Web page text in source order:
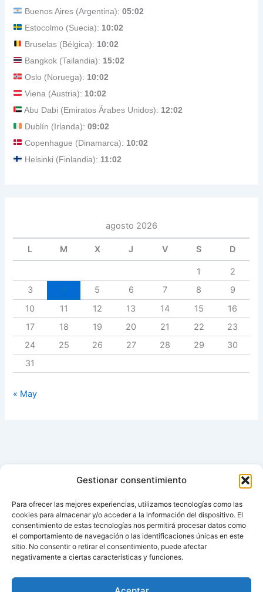
Gestionar consentimiento
Para ofrecer las mejores experiencias, utilizamos tecnologías como las
cookies para almacenar y/o acceder a la información del dispositivo. El
consentimiento de estas tecnologías nos permitirá procesar datos como
el comportamiento de navegación o las identificaciones únicas en este
sitio. No consentir o retirar el consentimiento, puede afectar
negativamente a ciertas características y funciones.
Buenos Aires (Argentina):05:02
Estocolmo (Suecia): 10:02
Bruselas (Bélgica): 10:02
Bangkok (Tailandia): 15:02
Oslo (Noruega): 10:02
Viena (Austria): 10:02
Abu Dabi (Emiratos Árabes Unidos): 12:02
Dublín (Irlanda):09:02
Copenhague (Dinamarca): 10:02
Helsinki (Finlandia): 11:02
agosto 2026
L M X J V S D
1
2
3
5 6 7 8
9
10
11 12 13 14 15
16
17
18 19 20 21 22
23
24
25 26 27 28 29
30
31
« May